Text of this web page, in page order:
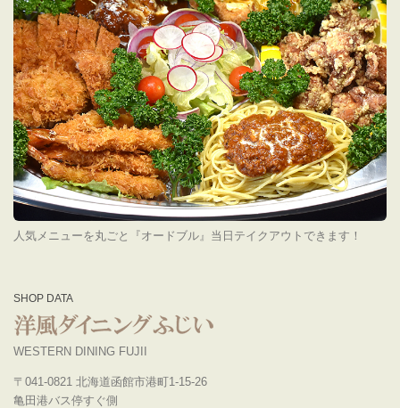
人気メニューを丸ごと『オードブル』当日テイクアウトできます！
SHOP DATA
WESTERN DINING FUJII
〒041-0821 北海道函館市港町1-15-26
亀田港バス停すぐ側